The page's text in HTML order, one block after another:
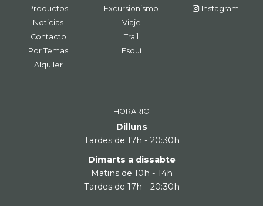
Productos
Noticias
Contacto
Por Temas
Alquiler
Excursionismo
Viaje
Trail
Esquí
Instagram
HORARIO
Dilluns
Tardes de 17h - 20:30h
Dimarts a dissabte
Matins de 10h - 14h
Tardes de 17h - 20:30h